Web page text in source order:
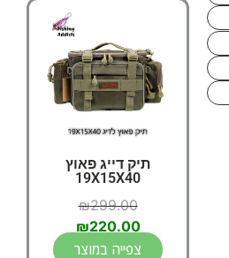
תיק דייג פאוץ
19X15X40
₪299.00
₪220.00
צפייה במוצר